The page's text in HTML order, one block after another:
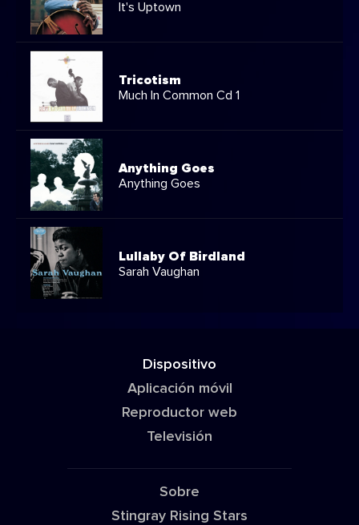
It's Uptown
Tricotism
Much In Common Cd 1
Anything Goes
Anything Goes
Lullaby Of Birdland
Sarah Vaughan
Dispositivo
Aplicación móvil
Reproductor web
Televisión
Sobre
Stingray Rising Stars